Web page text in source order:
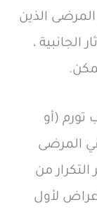
المرضى الذين
الجانبية ،
تورم (أو
المرضى
التكرار من
لأول